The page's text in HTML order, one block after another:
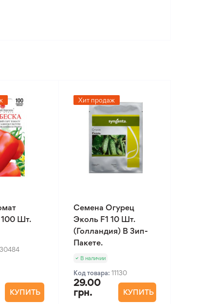
100 Шт.
30484
КУПИТЬ
Хит продаж
Семена Огурец
Эколь F1 10 Шт.
(Голландия) В Зип-
Пакете.
В наличии
Код товара: 11130
29.00
грн.
КУПИТЬ